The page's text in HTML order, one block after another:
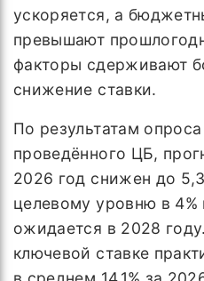
ускоряется, а
превышают
факторы сдерживают
снижение ставки.
По результатам
проведённого ЦБ,
2026 год снижен до
целевому уровню в
ожидается в 2028
ключевой ставке